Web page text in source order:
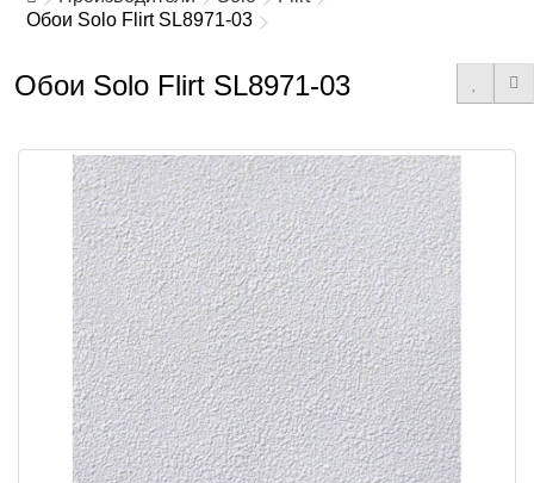
Обои Solo Flirt SL8971-03
Обои Solo Flirt SL8971-03